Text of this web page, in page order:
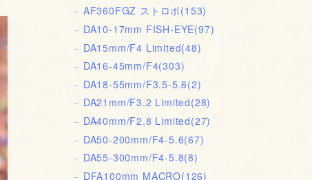
AF360FGZ ストロボ(153)
DA10-17mm FISH-EYE(97)
DA15mm/F4 Limited(48)
DA16-45mm/F4(303)
DA18-55mm/F3.5-5.6(2)
DA21mm/F3.2 Limited(28)
DA40mm/F2.8 Limited(27)
DA50-200mm/F4-5.6(67)
DA55-300mm/F4-5.8(8)
DFA100mm MACRO(126)